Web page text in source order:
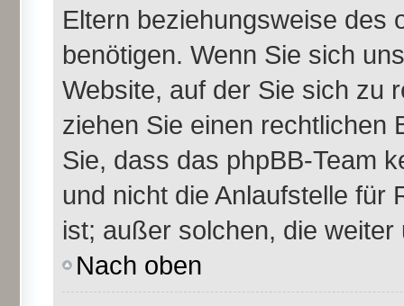
Eltern beziehungsweise des
benötigen. Wenn Sie sich
Website, auf der Sie sich zu
ziehen Sie einen rechtlichen
Sie, dass das phpBB-Team
und nicht die Anlaufstelle für
ist; außer solchen, die
Nach oben